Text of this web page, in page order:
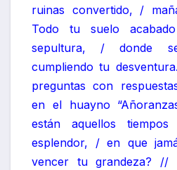
ruinas convertido, /
Todo tu suelo
sepultura, / donde
cumpliendo tu
preguntas con
en el huayno
están aquellos
esplendor, / en que
vencer tu grandeza? //